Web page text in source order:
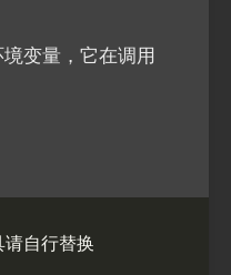
变量，它在调用